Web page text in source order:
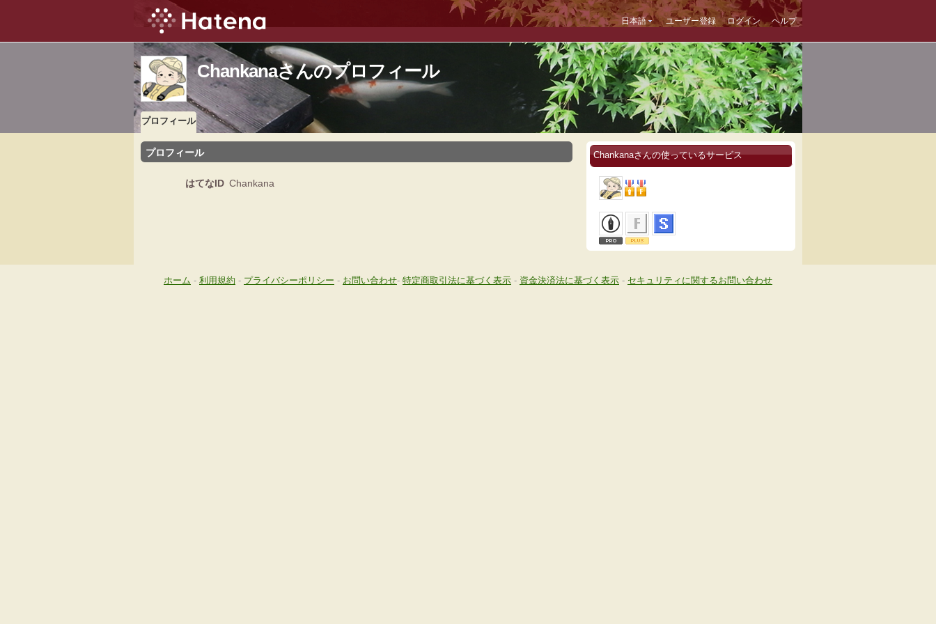
日本語 ユーザー登録 ログイン ヘルプ
Chankanaさんのプロフィール
プロフィール
プロフィール
はてなID Chankana
Chankanaさんの使っているサービス
ホーム - 利用規約 - プライバシーポリシー - お問い合わせ- 特定商取引法に基づく表示 - 資金決済法に基づく表示 - セキュリティに関するお問い合わせ